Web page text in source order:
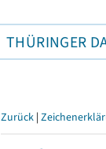
THÜRINGER
Zurück |